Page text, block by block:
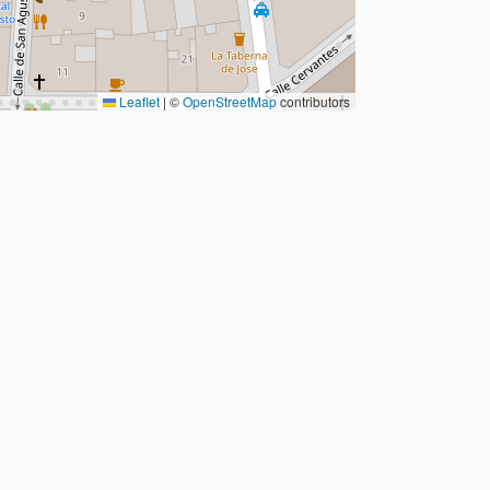
Leaflet | ©OpenStreetMapcontributors